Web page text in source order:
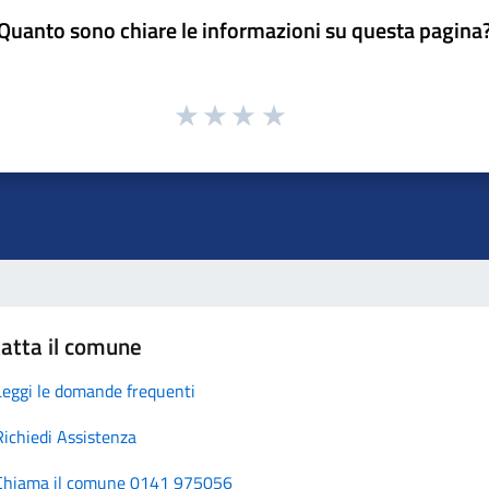
sono chiare le informazioni su questa
il comune
le domande frequenti
Assistenza
il comune 0141 975056